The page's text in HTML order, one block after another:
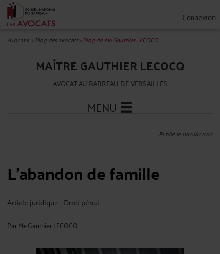
Connexion
Avocat.fr>Blog des avocats>Blog de Me Gauthier LECOCQ
MAÎTRE GAUTHIER LECOCQ
AVOCAT AU BARREAU DE VERSAILLES
MENU
Publié le 06/08/2021
L'abandon de famille
Article juridique - Droit pénal
ParMe Gauthier LECOCQ